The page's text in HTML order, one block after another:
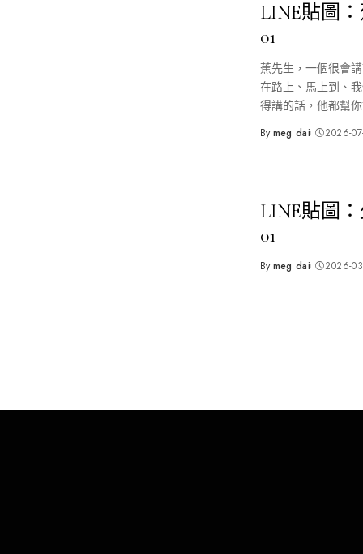
LINE貼圖
01
蕉先生，一個很會
在路上、馬上到、
得講的話，他都幫
Posted
By meg dai 2026-
LINE貼圖
01
Posted
By meg dai 2026-